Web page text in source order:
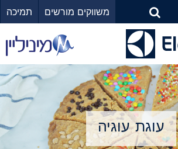
תמיכה משווקים מורשים
עוגת עוגיה